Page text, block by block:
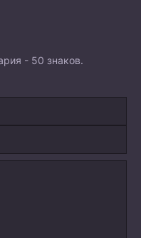
- 50 знаков.